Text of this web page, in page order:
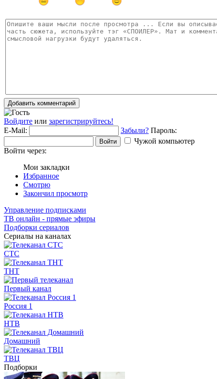
Добавить комментарий
Войдите или зарегистрируйтесь!
E-Mail:
Забыли? Пароль:
Войти
Чужой компьютер
Войти через:
Мои закладки
Избранное
Смотрю
Закончил просмотр
Управление подписками
ТВ онлайн - прямые эфиры
Подборки сериалов
Сериалы на каналах
СТС
ТНТ
Первый канал
Россия 1
НТВ
Домашний
ТВЦ
Подборки